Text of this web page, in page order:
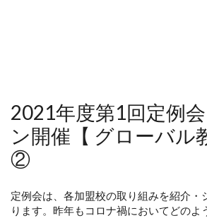
2021年度第1回定例
ン開催【 グローバル
②
定例会は、各加盟校の取り組みを紹介・
ります。昨年もコロナ禍においてどのよ